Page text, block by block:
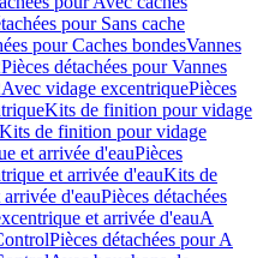
pour Sans cache
pour Caches bondesVannes
Pièces détachées pour Vannes
Avec vidage excentriquePièces
Kits de finition pour vidage
de finition pour vidage
et arrivée d'eauPièces
et arrivée d'eauKits de
d'eauPièces détachées
et arrivée d'eauA
Pièces détachées pour A